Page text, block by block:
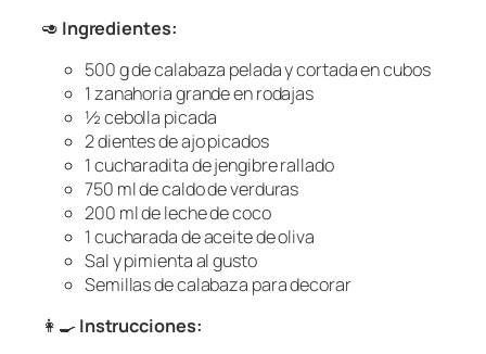
🥑 Ingredientes:
500 g de calabaza pelada y cortada en cubos
1 zanahoria grande en rodajas
½ cebolla picada
2 dientes de ajo picados
1 cucharadita de jengibre rallado
750 ml de caldo de verduras
200 ml de leche de coco
1 cucharada de aceite de oliva
Sal y pimienta al gusto
Semillas de calabaza para decorar
👩‍🍳Instrucciones: